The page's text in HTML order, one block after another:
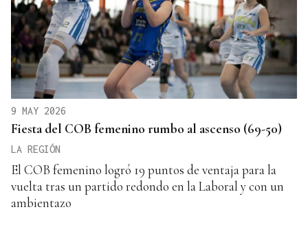
9 MAY 2026
Fiesta del COB femenino rumbo al ascenso (69-50)
LA REGIÓN
El COB femenino logró 19 puntos de ventaja para la
vuelta tras un partido redondo en la Laboral y con un
ambientazo